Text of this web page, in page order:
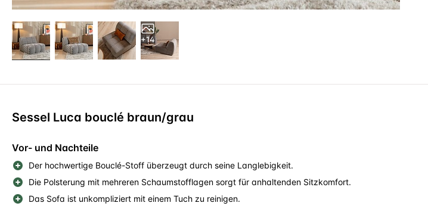
+14
Sessel Luca bouclé braun/grau
Vor- und Nachteile
Der hochwertige Bouclé-Stoff überzeugt durch seine Langlebigkeit.
Die Polsterung mit mehreren Schaumstofflagen sorgt für anhaltenden Sitzkomfort.
Das Sofa ist unkompliziert mit einem Tuch zu reinigen.